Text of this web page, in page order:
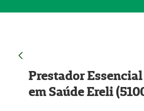
Prestador
em Saúde Ereli